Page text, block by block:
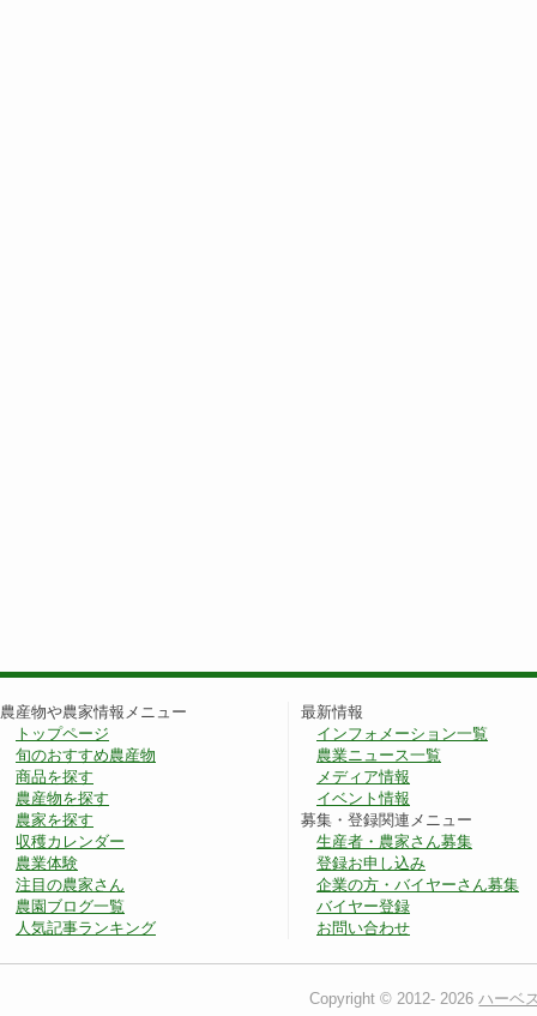
農産物や農家情報メニュー
トップページ
旬のおすすめ農産物
商品を探す
農産物を探す
農家を探す
収穫カレンダー
農業体験
注目の農家さん
農園ブログ一覧
人気記事ランキング
最新情報
インフォメーション一覧
農業ニュース一覧
メディア情報
イベント情報
募集・登録関連メニュー
生産者・農家さん募集
登録お申し込み
企業の方・バイヤーさん募集
バイヤー登録
お問い合わせ
Copyright © 2012- 2026 ハーベ